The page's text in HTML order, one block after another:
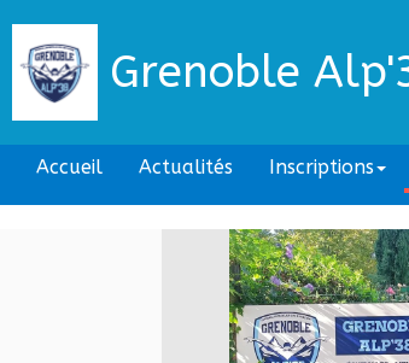
Grenoble
Accueil Actualités Inscriptions